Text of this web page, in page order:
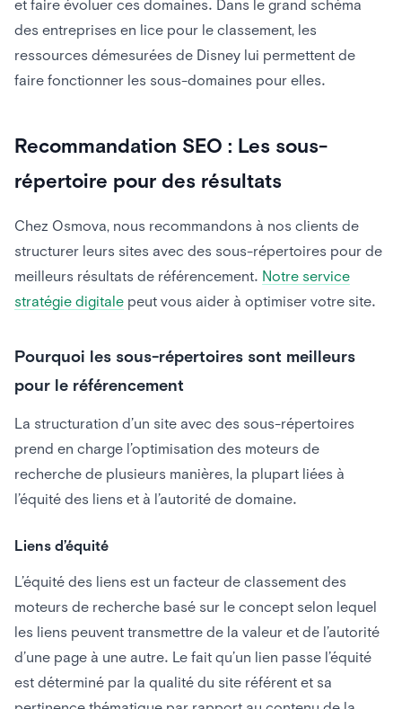
et faire évoluer ces domaines. Dans le grand schéma
des entreprises en lice pour le classement, les
ressources démesurées de Disney lui permettent de
faire fonctionner les sous-domaines pour elles.
Recommandation SEO : Les sous-
répertoire pour des résultats
Chez Osmova, nous recommandons à nos clients de
structurer leurs sites avec des sous-répertoires pour de
meilleurs résultats de référencement. Notre service
stratégie digitale peut vous aider à optimiser votre site.
Pourquoi les sous-répertoires sont meilleurs
pour le référencement
La structuration d’un site avec des sous-répertoires
prend en charge l’optimisation des moteurs de
recherche de plusieurs manières, la plupart liées à
l’équité des liens et à l’autorité de domaine.
Liens d’équité
L’équité des liens est un facteur de classement des
moteurs de recherche basé sur le concept selon lequel
les liens peuvent transmettre de la valeur et de l’autorité
d’une page à une autre. Le fait qu’un lien passe l’équité
est déterminé par la qualité du site référent et sa